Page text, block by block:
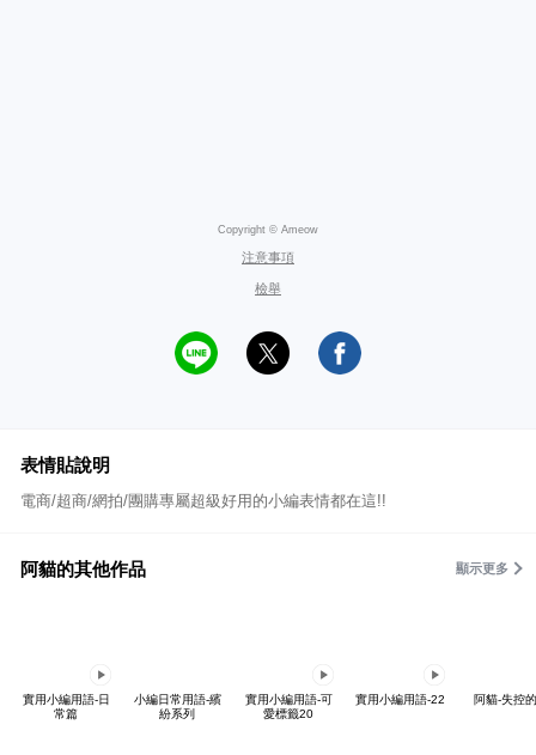
Copyright © Ameow
注意事項
檢舉
表情貼說明
電商/超商/網拍/團購專屬超級好用的小編表情都在這!!
阿貓的其他作品 顯示更多
實用小編用語-日
常篇
小編日常用語-繽
紛系列
實用小編用語-可
愛標籤20
實用小編用語-22 阿貓-失控